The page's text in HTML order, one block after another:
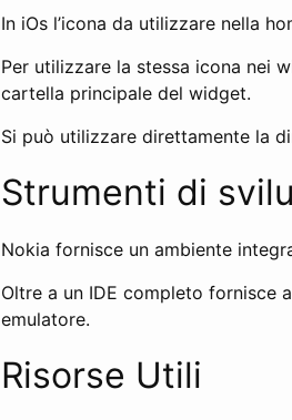
In iOs l’icona da utilizzare nella
Per utilizzare la stessa icona nei
cartella principale del widget.
Si può utilizzare direttamente la
Strumenti di
Nokia fornisce un ambiente
Oltre a un IDE completo fornisce
emulatore.
Risorse Utili